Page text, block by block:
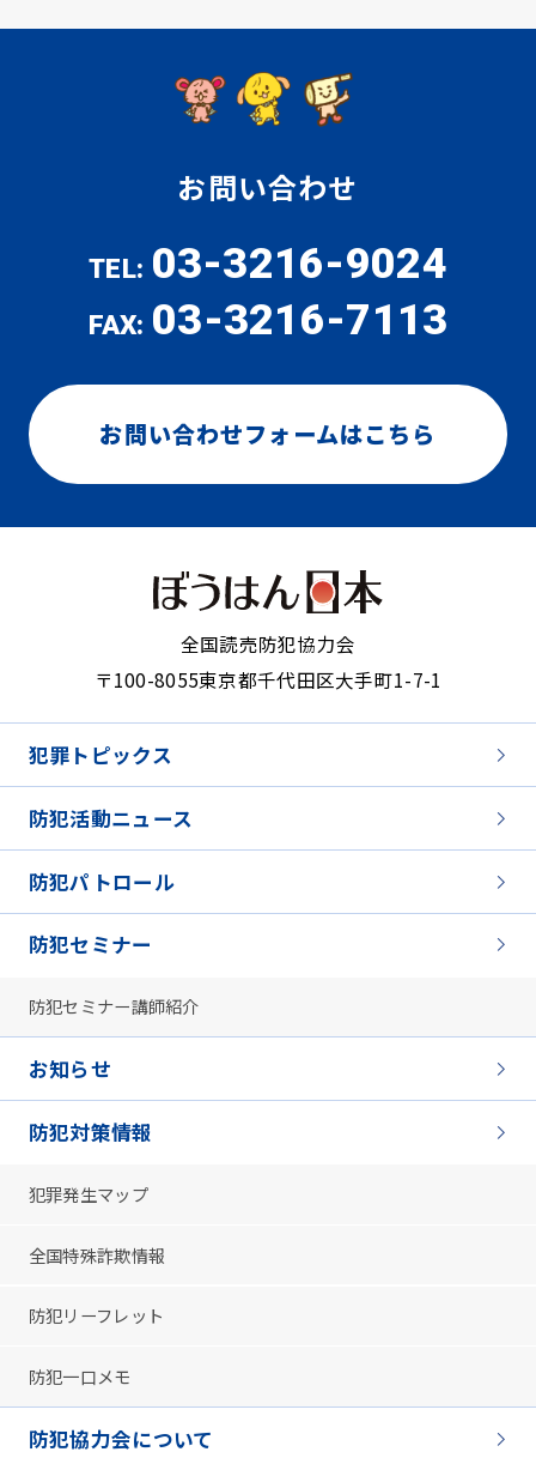
お問い合わせ
TEL: 03-3216-9024
FAX: 03-3216-7113
お問い合わせフォームはこちら
全国読売防犯協力会
〒100-8055東京都千代田区大手町1-7-1
犯罪トピックス
防犯活動ニュース
防犯パトロール
防犯セミナー
防犯セミナー講師紹介
お知らせ
防犯対策情報
犯罪発生マップ
全国特殊詐欺情報
防犯リーフレット
防犯一口メモ
防犯協力会について